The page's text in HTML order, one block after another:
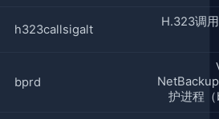
h323callsigalt
H.323调
bprd
护进程